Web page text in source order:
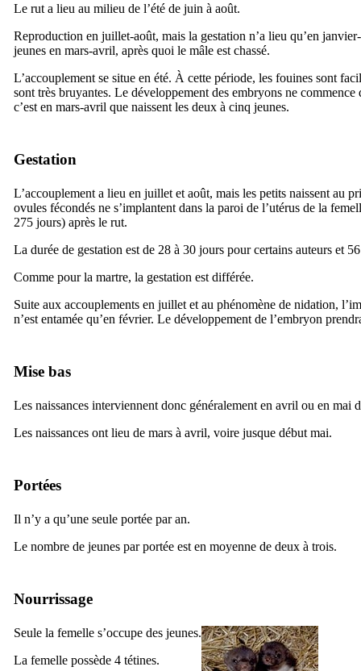
Le rut a lieu au milieu de l’été de juin à août.
Reproduction en juillet-août, mais la gestation n’a lieu qu’en
jeunes en mars-avril, après quoi le mâle est chassé.
L’accouplement se situe en été. À cette période, les fouines sont
sont très bruyantes. Le développement des embryons ne commence
c’est en mars-avril que naissent les deux à cinq jeunes.
Gestation
L’accouplement a lieu en juillet et août, mais les petits naissent au
ovules fécondés ne s’implantent dans la paroi de l’utérus de la
275 jours) après le rut.
La durée de gestation est de 28 à 30 jours pour certains auteurs et
Comme pour la martre, la gestation est différée.
Suite aux accouplements en juillet et au phénomène de nidation,
n’est entamée qu’en février. Le développement de l’embryon
Mise bas
Les naissances interviennent donc généralement en avril ou en mai
Les naissances ont lieu de mars à avril, voire jusque début mai.
Portées
Il n’y a qu’une seule portée par an.
Le nombre de jeunes par portée est en moyenne de deux à trois.
Nourrissage
Seule la femelle s’occupe des jeunes.
La femelle possède 4 tétines.